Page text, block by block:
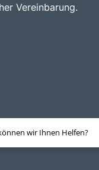
Vereinbarung.
wir Ihnen Helfen?